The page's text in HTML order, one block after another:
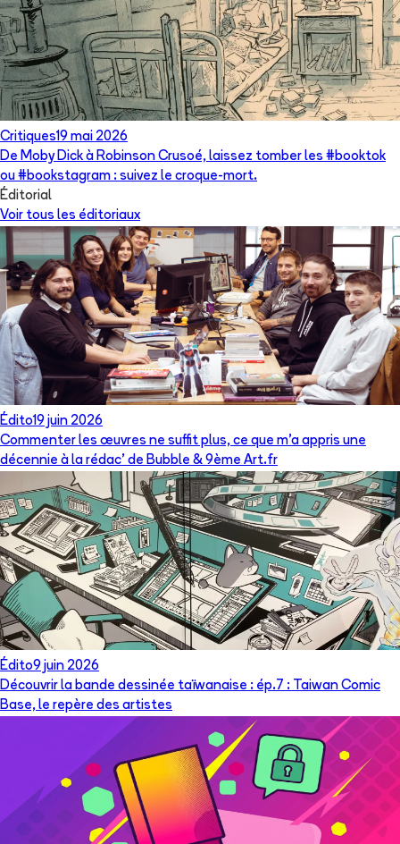
Critiques19 mai 2026
De Moby Dick à Robinson Crusoé, laissez tomber les #booktok
ou #bookstagram : suivez le croque-mort.
Éditorial
Voir tous les éditoriaux
Édito19 juin 2026
Commenter les œuvres ne suffit plus, ce que m’a appris une
décennie à la rédac’ de Bubble & 9ème Art.fr
Édito9 juin 2026
Découvrir la bande dessinée taïwanaise : ép.7 : Taiwan Comic
Base, le repère des artistes